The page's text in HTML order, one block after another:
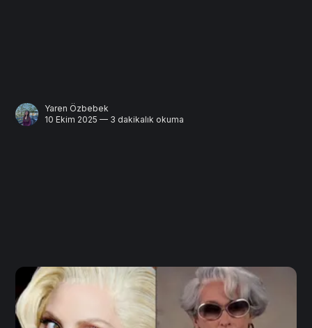
Yaren Özbebek
10 Ekim 2025 — 3 dakikalık okuma